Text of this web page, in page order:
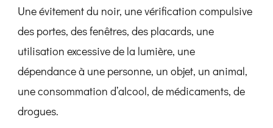
Une évitement du noir, une vérification compulsive
des portes, des fenêtres, des placards, une
utilisation excessive de la lumière, une
dépendance à une personne, un objet, un animal,
une consommation d’alcool, de médicaments, de
drogues.